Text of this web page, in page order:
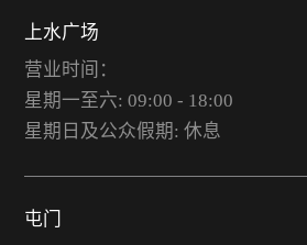
上水广场
营业时间：
星期一至六: 09:00 - 18:00
星期日及公众假期: 休息
屯门